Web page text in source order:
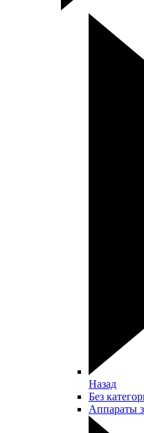
Назад
Без
Аппараты